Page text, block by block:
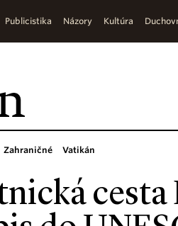
Publicistika Názory Kultúra
Zahraničné Vatikán
cesta